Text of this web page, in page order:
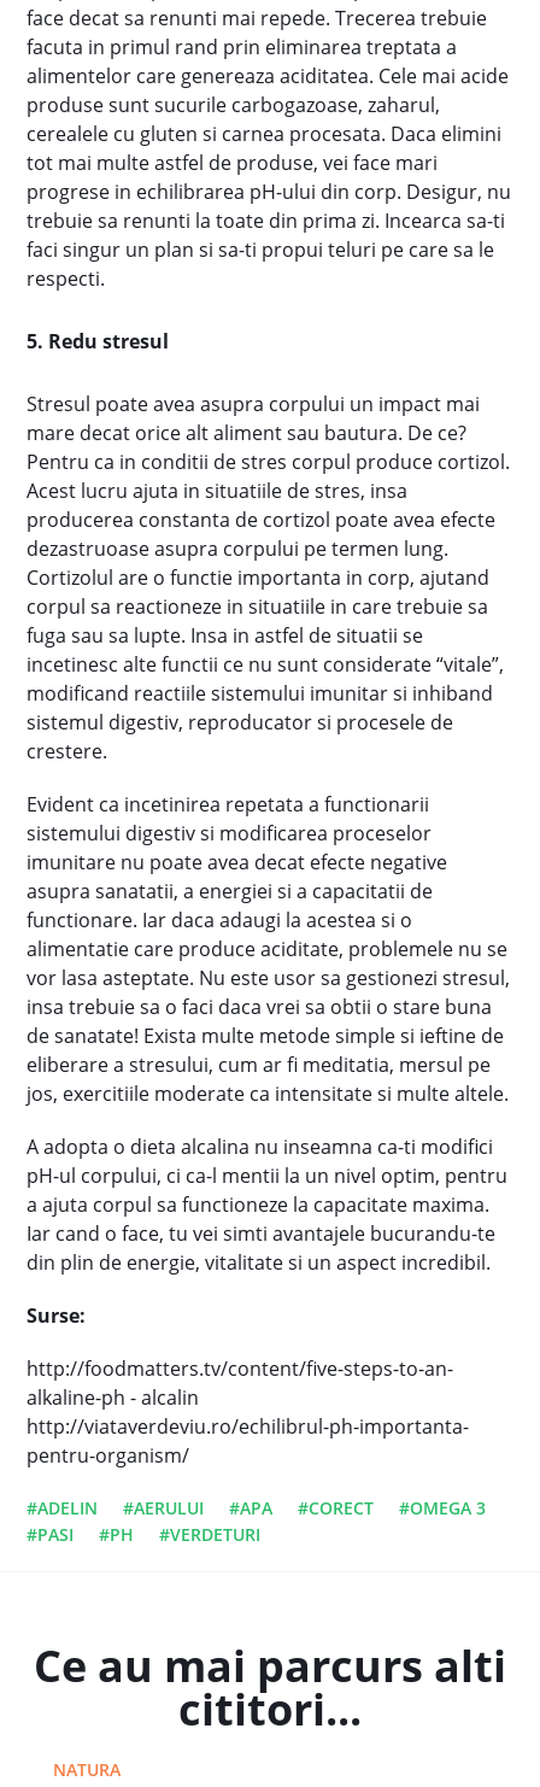
face decat sa renunti mai repede. Trecerea trebuie
facuta in primul rand prin eliminarea treptata a
alimentelor care genereaza aciditatea. Cele mai acide
produse sunt sucurile carbogazoase, zaharul,
cerealele cu gluten si carnea procesata. Daca elimini
tot mai multe astfel de produse, vei face mari
progrese in echilibrarea pH-ului din corp. Desigur, nu
trebuie sa renunti la toate din prima zi. Incearca sa-ti
faci singur un plan si sa-ti propui teluri pe care sa le
respecti.
5. Redu stresul
Stresul poate avea asupra corpului un impact mai
mare decat orice alt aliment sau bautura. De ce?
Pentru ca in conditii de stres corpul produce cortizol.
Acest lucru ajuta in situatiile de stres, insa
producerea constanta de cortizol poate avea efecte
dezastruoase asupra corpului pe termen lung.
Cortizolul are o functie importanta in corp, ajutand
corpul sa reactioneze in situatiile in care trebuie sa
fuga sau sa lupte. Insa in astfel de situatii se
incetinesc alte functii ce nu sunt considerate “vitale”,
modificand reactiile sistemului imunitar si inhiband
sistemul digestiv, reproducator si procesele de
crestere.
Evident ca incetinirea repetata a functionarii
sistemului digestiv si modificarea proceselor
imunitare nu poate avea decat efecte negative
asupra sanatatii, a energiei si a capacitatii de
functionare. Iar daca adaugi la acestea si o
alimentatie care produce aciditate, problemele nu se
vor lasa asteptate. Nu este usor sa gestionezi stresul,
insa trebuie sa o faci daca vrei sa obtii o stare buna
de sanatate! Exista multe metode simple si ieftine de
eliberare a stresului, cum ar fi meditatia, mersul pe
jos, exercitiile moderate ca intensitate si multe altele.
A adopta o dieta alcalina nu inseamna ca-ti modifici
pH-ul corpului, ci ca-l mentii la un nivel optim, pentru
a ajuta corpul sa functioneze la capacitate maxima.
Iar cand o face, tu vei simti avantajele bucurandu-te
din plin de energie, vitalitate si un aspect incredibil.
Surse:
http://foodmatters.tv/content/five-steps-to-an-
alkaline-ph - alcalin
http://viataverdeviu.ro/echilibrul-ph-importanta-
pentru-organism/
#ADELIN #AERULUI #APA #CORECT
#OMEGA 3
#PASI
#PH #VERDETURI
Ce au mai parcurs alti
cititori...
NATURA